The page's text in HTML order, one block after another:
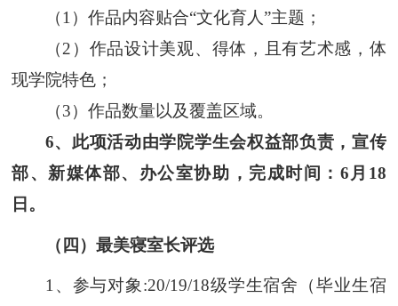
（1）作品内容贴合“文化育人”主题；
（2 ）作品设计美观、得体，且有艺术感，体
现学院特色；
（3）作品数量以及覆盖区域。
6、此项活动由学院学生会权益部负责，宣传
部、新媒体部、办公室协助， 完成时间 ：6月18
日。
（ 四 ）最美寝室长评选
1 、 参与对象:20/19/18级学生宿舍（毕业生宿